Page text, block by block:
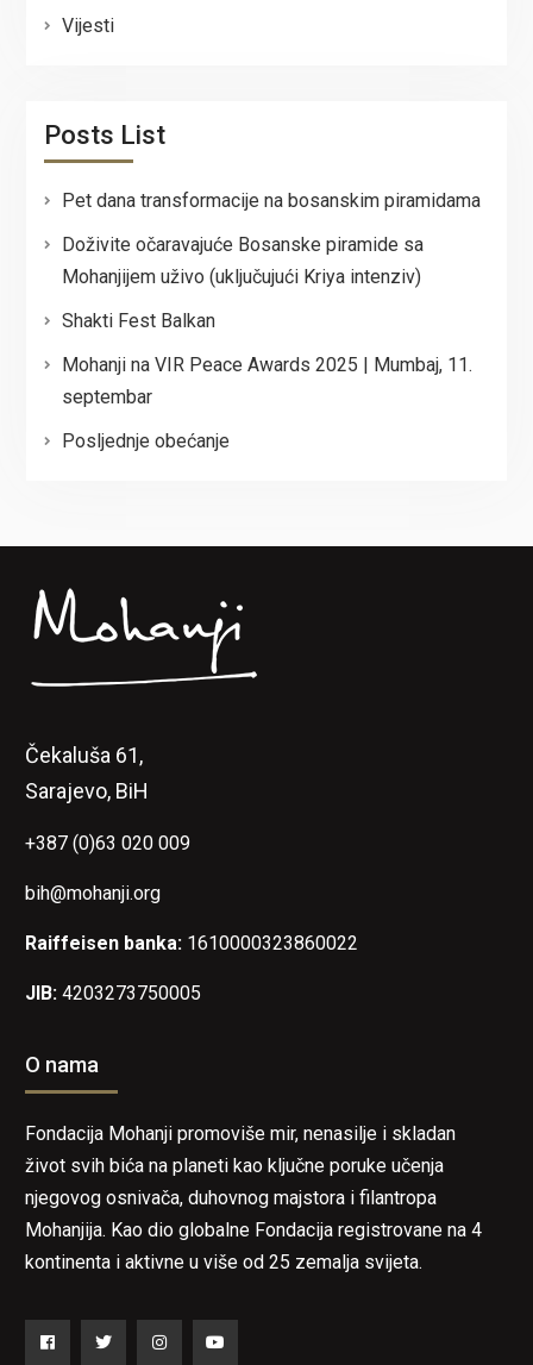
Vijesti
Posts List
Pet dana transformacije na bosanskim piramidama
Doživite očaravajuće Bosanske piramide sa
Mohanjijem uživo (uključujući Kriya intenziv)
Shakti Fest Balkan
Mohanji na VIR Peace Awards 2025 | Mumbaj, 11.
septembar
Posljednje obećanje
Čekaluša 61,
Sarajevo, BiH
+387 (0)63 020 009
bih@mohanji.org
Raiffeisen banka: 1610000323860022
JIB: 4203273750005
O nama
Fondacija Mohanji promoviše mir, nenasilje i skladan
život svih bića na planeti kao ključne poruke učenja
njegovog osnivača, duhovnog majstora i filantropa
Mohanjija. Kao dio globalne Fondacija registrovane na 4
kontinenta i aktivne u više od 25 zemalja svijeta.